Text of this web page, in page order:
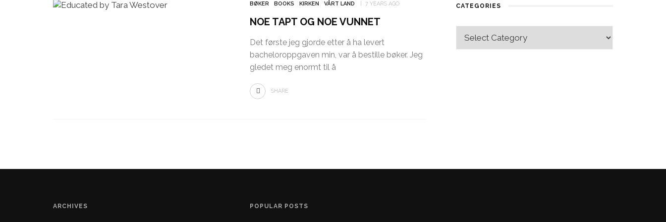
BØKER BOOKS KIRKEN VÅRT LAND 7 YEARS AGO
NOE TAPT OG NOE VUNNET
Det første jeg gjorde etter å ha levert
bacheloroppgaven min, var å bestille bøker. Jeg
gledet meg enormt til å
SHARE
CATEGORIES
ARCHIVES POPULAR POSTS